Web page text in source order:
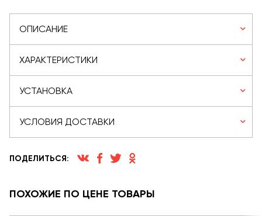
ОПИСАНИЕ
ХАРАКТЕРИСТИКИ
УСТАНОВКА
УСЛОВИЯ ДОСТАВКИ
ПОДЕЛИТЬСЯ:
ПОХОЖИЕ ПО ЦЕНЕ ТОВАРЫ